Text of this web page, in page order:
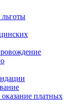
платных